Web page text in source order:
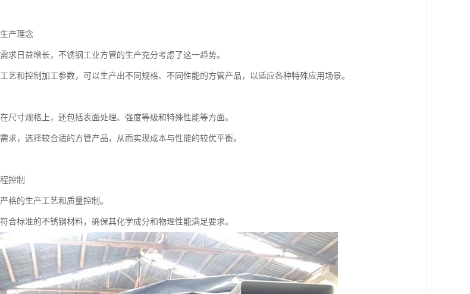
产理念
求日益增长，不锈钢工业方管的生产充分考虑了这一趋势。
艺和控制加工参数，可以生产出不同规格、不同性能的方管产品，以适应各种特殊应用场景。
尺寸规格上，还包括表面处理、强度等级和特殊性能等方面。
求，选择较合适的方管产品，从而实现成本与性能的较优平衡。
控制
格的生产工艺和质量控制。
合标准的不锈钢材料，确保其化学成分和物理性能满足要求。